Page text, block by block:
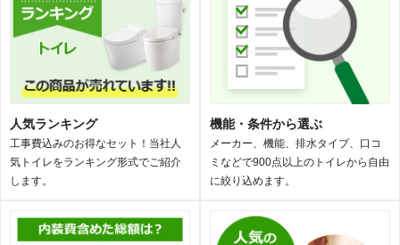
人気ランキング
工事費込みのお得なセット！当社人
気トイレをランキング形式でご紹介
します。
機能・条件から選ぶ
メーカー、機能、排水タイプ、口コ
ミなどで900点以上のトイレから自由
に絞り込めます。